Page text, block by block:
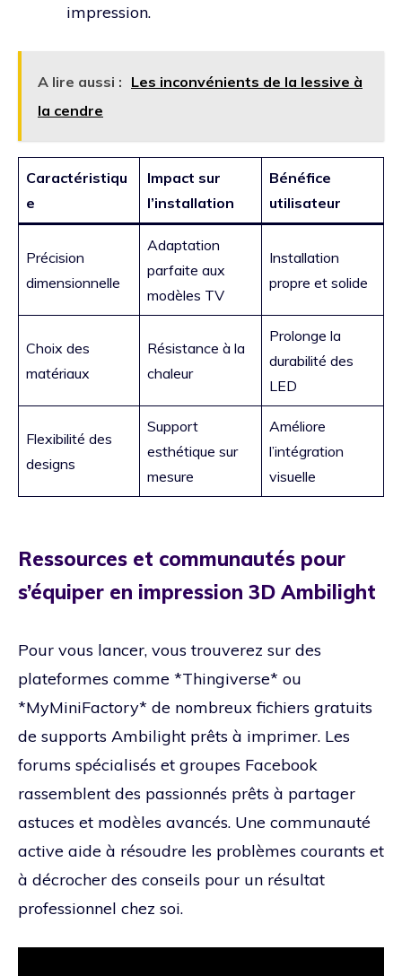
impression.
A lire aussi : Les inconvénients de la lessive à
la cendre
Caractéristiqu
e
Impact sur
l’installation
Bénéfice
utilisateur
Précision
dimensionnelle
Adaptation
parfaite aux
modèles TV
Installation
propre et solide
Choix des
matériaux
Résistance à la
chaleur
Prolonge la
durabilité des
LED
Flexibilité des
designs
Support
esthétique sur
mesure
Améliore
l’intégration
visuelle
Ressources et communautés pour
s’équiper en impression 3D Ambilight
Pour vous lancer, vous trouverez sur des
plateformes comme *Thingiverse* ou
*MyMiniFactory* de nombreux fichiers gratuits
de supports Ambilight prêts à imprimer. Les
forums spécialisés et groupes Facebook
rassemblent des passionnés prêts à partager
astuces et modèles avancés. Une communauté
active aide à résoudre les problèmes courants et
à décrocher des conseils pour un résultat
professionnel chez soi.